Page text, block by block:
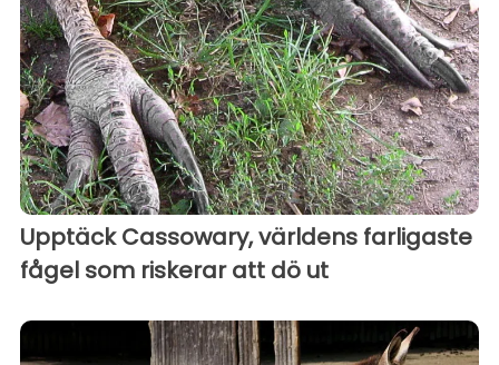
Upptäck Cassowary, världens farligaste
fågel som riskerar att dö ut